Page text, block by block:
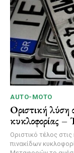
AUTO-MOTO
Οριστική λύση
κυκλοφορίας –
Οριστικό τέλος
πινακίδων